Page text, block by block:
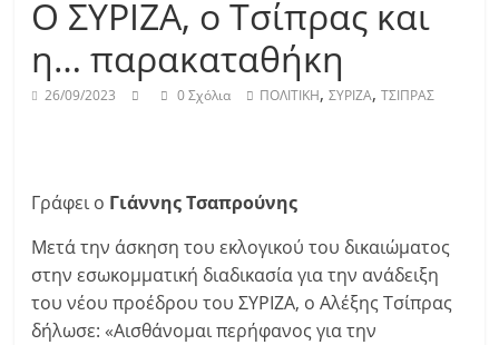
Ο ΣΥΡΙΖΑ, ο Τσίπρας και
η… παρακαταθήκη
26/09/2023 0 Σχόλια ΠΟΛΙΤΙΚΗ,ΣΥΡΙΖΑ,ΤΣΙΠΡΑΣ
Γράφει ο Γιάννης Τσαπρούνης
Μετά την άσκηση του εκλογικού του δικαιώματος
στην εσωκομματική διαδικασία για την ανάδειξη
του νέου προέδρου του ΣΥΡΙΖΑ, ο Αλέξης Τσίπρας
δήλωσε: «Αισθάνομαι περήφανος για την